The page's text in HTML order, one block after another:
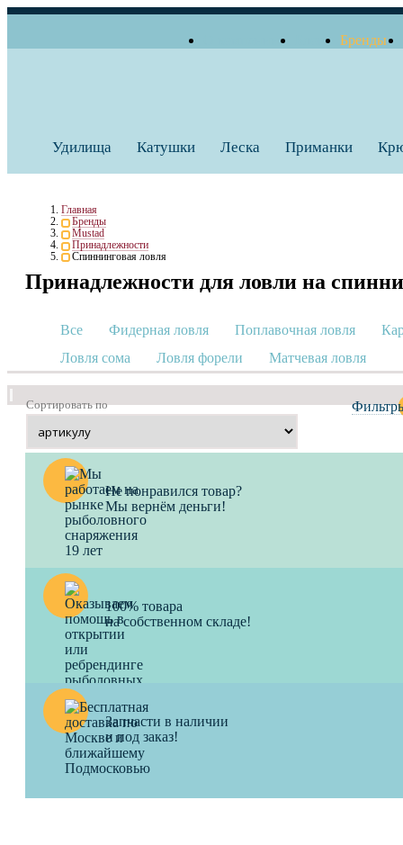
Бренды
Удилища Катушки Леска Приманки
Главная
Бренды
Mustad
Принадлежности
Спиннинговая ловля
Принадлежности для ловли на
Все Фидерная ловля Поплавочная ловля
Ловля сома
Ловля форели Матчевая ловля
Сортировать по
Не понравился товар?
Мы вернём деньги!
100% товара
на собственном складе!
Запчасти в наличии
и под заказ!